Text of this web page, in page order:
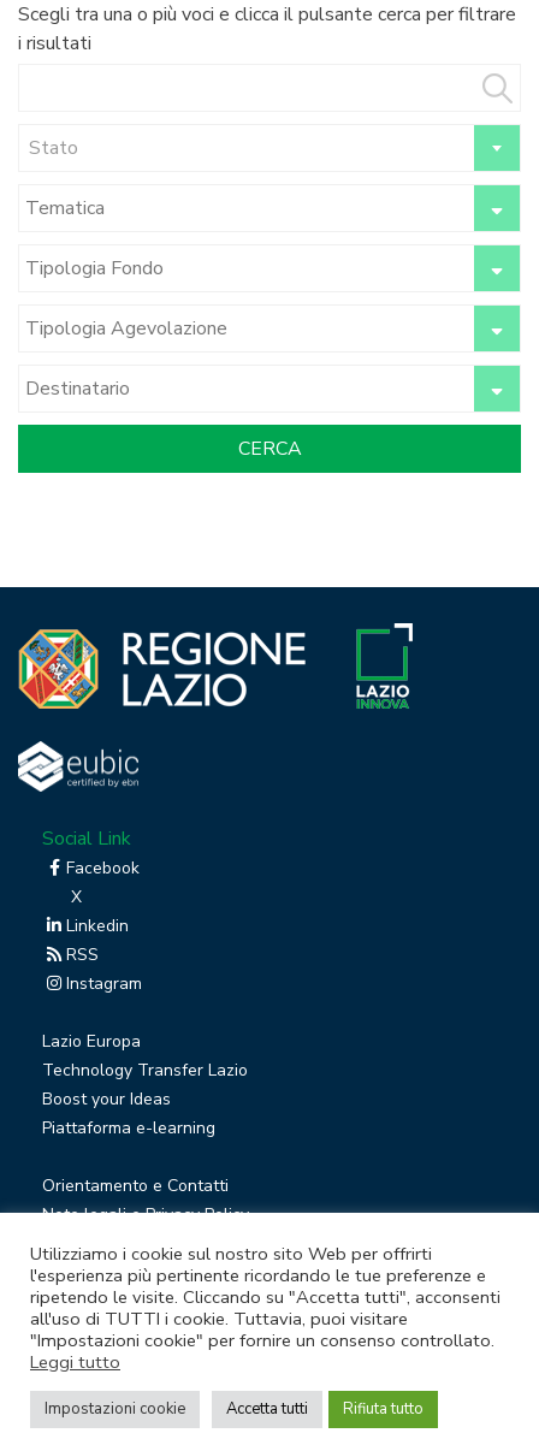
Scegli tra una o più voci e clicca il pulsante cerca per filtrare
i risultati
Stato
Social Link
Facebook
X
Linkedin
RSS
Instagram
Lazio Europa
Technology Transfer Lazio
Boost your Ideas
Piattaforma e-learning
Orientamento e Contatti
Note legali e Privacy Policy
Privacy Newsletter
Società trasparente
Whistleblowing
© Lazio Innova S.p.A. società soggetta a direzione e
coordinamento della Regione Lazio
Sede legale Via Marco Aurelio 26 A - 00184 Roma
Utilizziamo i cookie sul nostro sito Web per offrirti
l'esperienza più pertinente ricordando le tue preferenze e
ripetendo le visite. Cliccando su "Accetta tutti", acconsenti
all'uso di TUTTI i cookie. Tuttavia, puoi visitare
"Impostazioni cookie" per fornire un consenso controllato.
Leggi tutto
Impostazioni cookie Accetta tutti Rifiuta tutto